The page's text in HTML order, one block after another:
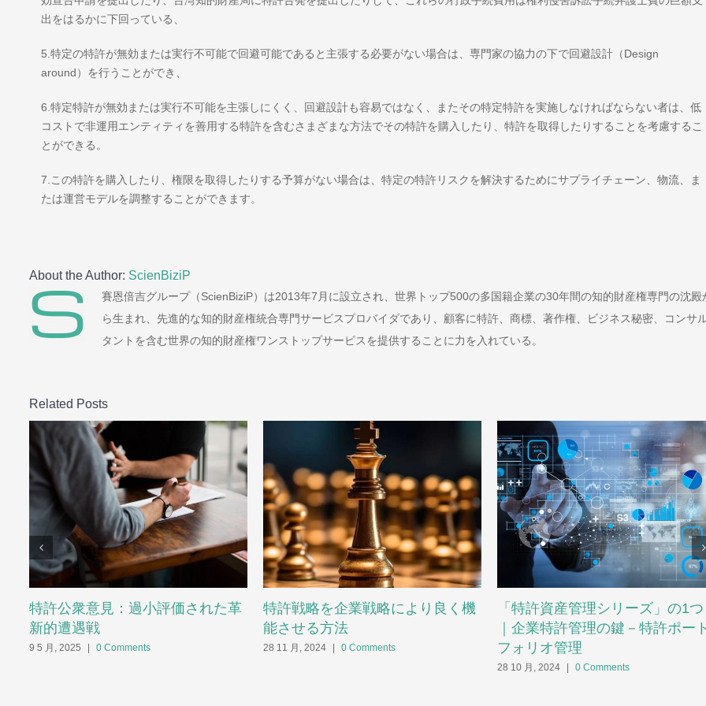
出をはるかに下回っている、
5.特定の特許が無効または実行不可能で回避可能であると主張する必要がない場合は、専門家の協力の下で回避設計（Design
around）を行うことができ、
6.特定特許が無効または実行不可能を主張しにくく、回避設計も容易ではなく、またその特定特許を実施しなければならない者は、低
コストで非運用エンティティを善用する特許を含むさまざまな方法でその特許を購入したり、特許を取得したりすることを考慮するこ
とができる。
7.この特許を購入したり、権限を取得したりする予算がない場合は、特定の特許リスクを解決するためにサプライチェーン、物流、ま
たは運営モデルを調整することができます。
About the Author: ScienBiziP
賽恩倍吉グループ（ScienBiziP）は2013年7月に設立され、世界トップ500の多国籍企業の30年間の知的財産権専門の沈殿
ら生まれ、先進的な知的財産権統合専門サービスプロバイダであり、顧客に特許、商標、著作権、ビジネス秘密、コンサ
タントを含む世界の知的財産権ワンストップサービスを提供することに力を入れている。
Related Posts
特許公衆意見：過小評価された革
新的遭遇戦
9 5 月, 2025 0 Comments
特許戦略を企業戦略により良く機
能させる方法
28 11 月, 2024 0 Comments
「特許資産管理シリーズ」の1つ
｜企業特許管理の鍵－特許ポー
フォリオ管理
28 10 月, 2024 0 Comments